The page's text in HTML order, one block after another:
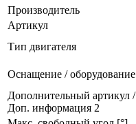
Производитель
Артикул
Тип двигателя
Оснащение / оборудование
Дополнительный артикул /
Доп. информация 2